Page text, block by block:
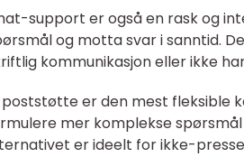
support er også en rask og
og motta svar i sanntid.
kommunikasjon eller ikke
er den mest fleksible
mer komplekse
er ideelt for ikke-